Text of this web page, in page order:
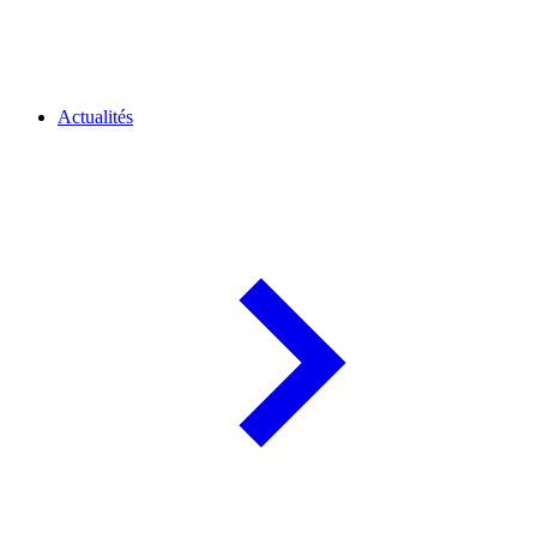
Actualités